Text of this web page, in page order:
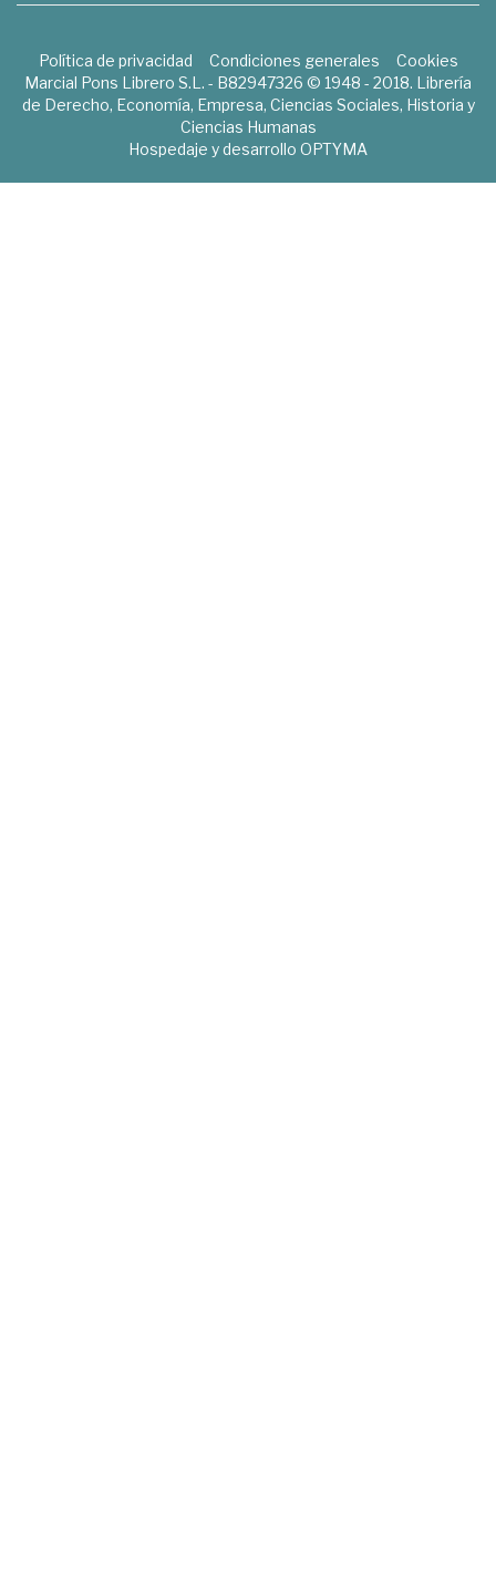
Política de privacidad Condiciones generales
Cookies
Marcial Pons Librero S.L. - B82947326 © 1948 - 2018. Librería
de Derecho, Economía, Empresa, Ciencias Sociales, Historia y
Ciencias Humanas
Hospedaje y desarrollo OPTYMA